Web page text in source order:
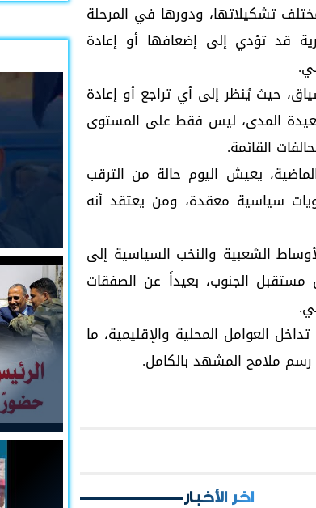
تشكيلاتها، ودورها في المرحلة
قد تؤدي إلى إضعافها أو إعادة
حيث يُنظر إلى أي تراجع أو إعادة
بعيدة المدى، ليس فقط على المستوى
القائمة.
يعيش اليوم حالة من الترقب
سياسية معقدة، ومن يعتقد أنه
الشعبية والنخب السياسية إلى
الجنوب، بعيداً عن الصفقات
العوامل المحلية والإقليمية، ما
ملامح المشهد بالكامل.
اخر الأخبار